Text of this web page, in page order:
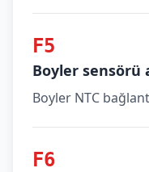
F5
Boyler sensörü
Boyler NTC
F6